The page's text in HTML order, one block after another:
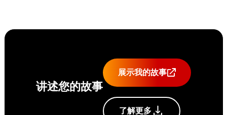
讲述您的故事
展示我的故事
了解更多